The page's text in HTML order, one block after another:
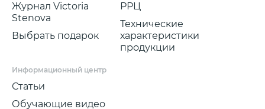
Журнал Victoria
Stenova
Выбрать подарок
РРЦ
Технические
характеристики
продукции
Информационный центр
Статьи
Обучающие видео